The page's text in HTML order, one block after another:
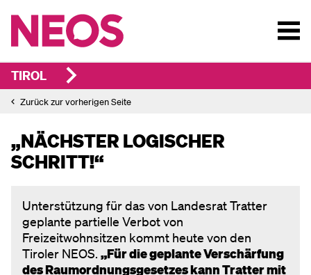
TIROL
Zurück zur vorherigen Seite
„NÄCHSTER LOGISCHER
SCHRITT!“
Unterstützung für das von Landesrat Tratter
geplante partielle Verbot von
Freizeitwohnsitzen kommt heute von den
Tiroler NEOS. „Für die geplante Verschärfung
des Raumordnungsgesetzes kann Tratter mit